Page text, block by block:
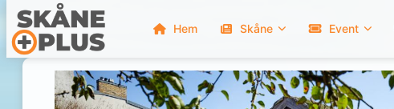
Hem Skåne Event